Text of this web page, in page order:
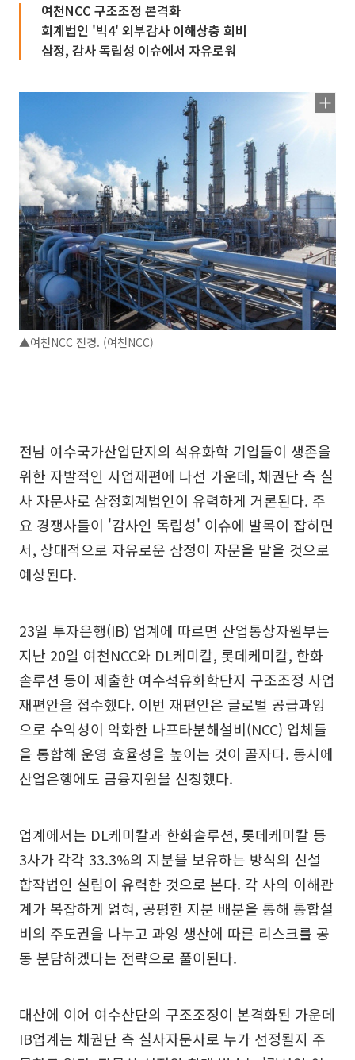
여천NCC 구조조정 본격화
회계법인 '빅4' 외부감사 이해상충 희비
삼정, 감사 독립성 이슈에서 자유로워
▲여천NCC 전경. (여천NCC)
전남 여수국가산업단지의 석유화학 기업들이 생존을
위한 자발적인 사업재편에 나선 가운데, 채권단 측 실
사 자문사로 삼정회계법인이 유력하게 거론된다. 주
요 경쟁사들이 '감사인 독립성' 이슈에 발목이 잡히면
서, 상대적으로 자유로운 삼정이 자문을 맡을 것으로
예상된다.
23일 투자은행(IB) 업계에 따르면 산업통상자원부는
지난 20일 여천NCC와 DL케미칼, 롯데케미칼, 한화
솔루션 등이 제출한 여수석유화학단지 구조조정 사업
재편안을 접수했다. 이번 재편안은 글로벌 공급과잉
으로 수익성이 악화한 나프타분해설비(NCC) 업체들
을 통합해 운영 효율성을 높이는 것이 골자다. 동시에
산업은행에도 금융지원을 신청했다.
업계에서는 DL케미칼과 한화솔루션, 롯데케미칼 등
3사가 각각 33.3%의 지분을 보유하는 방식의 신설
합작법인 설립이 유력한 것으로 본다. 각 사의 이해관
계가 복잡하게 얽혀, 공평한 지분 배분을 통해 통합설
비의 주도권을 나누고 과잉 생산에 따른 리스크를 공
동 분담하겠다는 전략으로 풀이된다.
대산에 이어 여수산단의 구조조정이 본격화된 가운데
IB업계는 채권단 측 실사자문사로 누가 선정될지 주